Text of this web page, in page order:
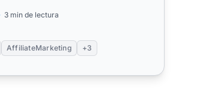
3 min de lectura
AffiliateMarketing +3